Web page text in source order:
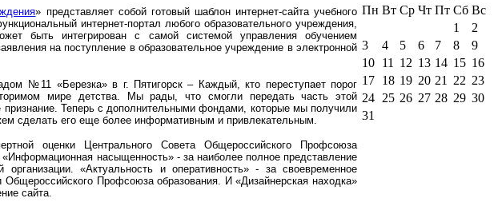
» представляет собой готовый шаблон интернет-сайта учебного
интернет-портал любого образовательного учреждения,
быть интегрирован с самой системой управления обучением
на поступление в образовательное учреждение в электронной
№11 «Березка» в г. Пятигорск – Каждый, кто переступает порог
мире детства. Мы рады, что смогли передать часть этой
Теперь с дополнительными фондами, которые мы получили
сделать его еще более информативным и привлекательным.
оценки Центрального Совета Общероссийского Профсоюза
«Информационная насыщенность» - за наиболее полное представление
«Актуальность и оперативность» - за своевременное
Профсоюза образования. И «Дизайнерская находка»
сайта.
Пн Вт Ср Чт Пт Сб Вс
1
2
3
4 5 6 7 8
9
10 11 12 13 14 15 16
17 18 19 20 21 22 23
24 25 26 27 28 29 30
31